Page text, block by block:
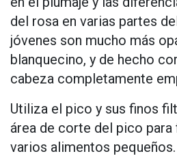
del rosa en varias partes
jóvenes son mucho más
blanquecino, y de hecho
cabeza completamente
Utiliza el pico y sus finos
área de corte del pico
varios alimentos pequeños.